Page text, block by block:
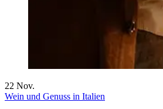
22 Nov.
Wein und Genuss in Italien